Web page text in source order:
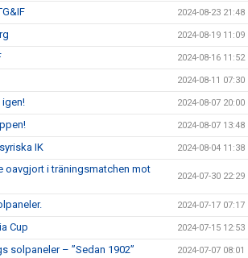
2024-08-23 21:48
2024-08-19 11:09
2024-08-16 11:52
2024-08-11 07:30
2024-08-07 20:00
2024-08-07 13:48
IK 2024-08-04 11:38
oavgjort i träningsmatchen mot
2024-07-30 22:29
2024-07-17 07:17
Cup 2024-07-15 12:53
solpaneler – ”Sedan 1902” 2024-07-07 08:01